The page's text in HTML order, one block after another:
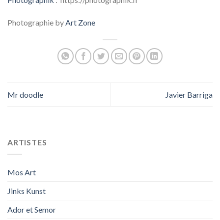
ARTISTES
Mos Art
Jinks Kunst
Ador et Semor
Photographie byArt Zone
Mr doodle Javier Barriga